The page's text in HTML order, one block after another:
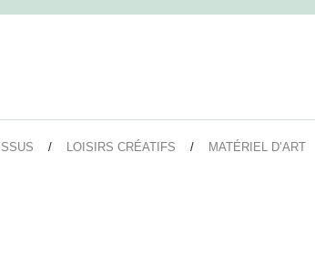
LOISIRS CRÉATIFS MATÉRIEL D’ART